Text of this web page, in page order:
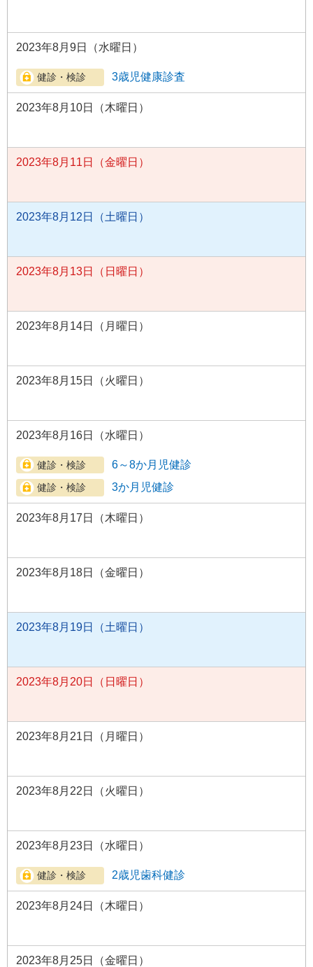
2023年8月9日（水曜日）
3歳児健康診査
2023年8月10日（木曜日）
2023年8月11日（金曜日）
2023年8月12日（土曜日）
2023年8月13日（日曜日）
2023年8月14日（月曜日）
2023年8月15日（火曜日）
2023年8月16日（水曜日）
6～8か月児健診
3か月児健診
2023年8月17日（木曜日）
2023年8月18日（金曜日）
2023年8月19日（土曜日）
2023年8月20日（日曜日）
2023年8月21日（月曜日）
2023年8月22日（火曜日）
2023年8月23日（水曜日）
2歳児歯科健診
2023年8月24日（木曜日）
2023年8月25日（金曜日）